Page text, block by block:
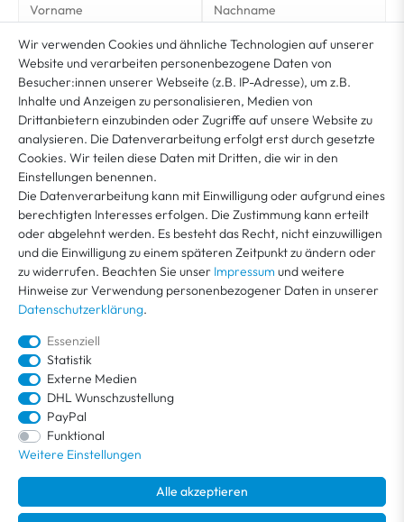
NEWSLETTER ABONNIEREN
Sie erklären sich damit ein­ver­standen, dass Ihre Da­ten für unseren News­letter­versand
ver­wen­det werden. Der News­letter ist jeder­zeit ab­bestell­bar. Weitere Infor­mationen
und Wider­rufshin­weise finden Sie in unsererDatenschutzerklärung *
MEIN KONTO
KUNDENSERVICE
ÜBER VEGA
Alle angegeben Preise inkl. MwSt. zzgl.Versandkosten. Kostenloser Versand
innerhalb Deutschlands.
© 2026 / Alle Rechte vorbehalten /powered bycreateyourtemplate
Wir verwenden Cookies und ähnliche Technologien auf unserer
Website und verarbeiten personenbezogene Daten von
Besucher:innen unserer Webseite (z.B. IP-Adresse), um z.B.
Inhalte und Anzeigen zu personalisieren, Medien von
Drittanbietern einzubinden oder Zugriffe auf unsere Website zu
analysieren. Die Datenverarbeitung erfolgt erst durch gesetzte
Cookies. Wir teilen diese Daten mit Dritten, die wir in den
Einstellungen benennen.
Die Datenverarbeitung kann mit Einwilligung oder aufgrund eines
berechtigten Interesses erfolgen. Die Zustimmung kann erteilt
oder abgelehnt werden. Es besteht das Recht, nicht einzuwilligen
und die Einwilligung zu einem späteren Zeitpunkt zu ändern oder
zu widerrufen. Beachten Sie unser Impressum und weitere
Hinweise zur Verwendung personenbezogener Daten in unserer
Datenschutzerklärung.
Essenziell
Statistik
Externe Medien
DHL Wunschzustellung
PayPal
Funktional
Weitere Einstellungen
Alle akzeptieren